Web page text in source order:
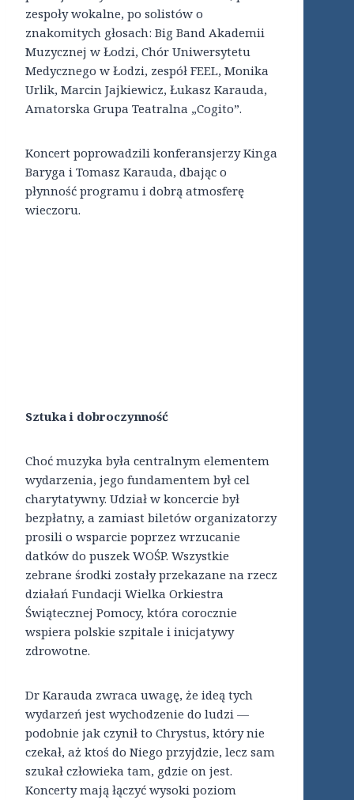
zespoły wokalne, po solistów o
znakomitych głosach: Big Band Akademii
Muzycznej w Łodzi, Chór Uniwersytetu
Medycznego w Łodzi, zespół FEEL, Monika
Urlik, Marcin Jajkiewicz, Łukasz Karauda,
Amatorska Grupa Teatralna „Cogito”.
Koncert poprowadzili konferansjerzy Kinga
Baryga i Tomasz Karauda, dbając o
płynność programu i dobrą atmosferę
wieczoru.
Sztuka i dobroczynność
Choć muzyka była centralnym elementem
wydarzenia, jego fundamentem był cel
charytatywny. Udział w koncercie był
bezpłatny, a zamiast biletów organizatorzy
prosili o wsparcie poprzez wrzucanie
datków do puszek WOŚP. Wszystkie
zebrane środki zostały przekazane na rzecz
działań Fundacji Wielka Orkiestra
Świątecznej Pomocy, która corocznie
wspiera polskie szpitale i inicjatywy
zdrowotne.
Dr Karauda zwraca uwagę, że ideą tych
wydarzeń jest wychodzenie do ludzi —
podobnie jak czynił to Chrystus, który nie
czekał, aż ktoś do Niego przyjdzie, lecz sam
szukał człowieka tam, gdzie on jest.
Koncerty mają łączyć wysoki poziom